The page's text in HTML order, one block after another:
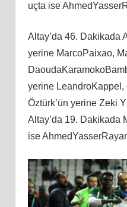
uçta ise
Altay’da 46. Dakikada
yerine MarcoPaixao,
yerine
Öztürk’ün yerine Zeki
Altay’da 19. Dakikada
ise